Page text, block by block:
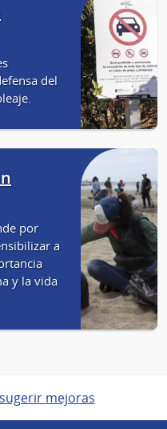
del
por
a
y la vida
mejoras